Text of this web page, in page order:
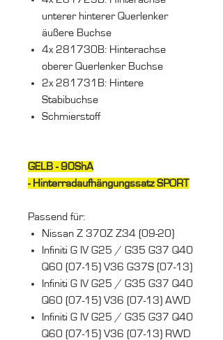
unterer hinterer Querlenker
äußere Buchse
4x 281730B: Hinterachse
oberer Querlenker Buchse
2x 281731B: Hintere
Stabibuchse
Schmierstoff
GELB - 90ShA
- Hinterradaufhängungssatz SPORT
Passend für:
Nissan Z 370Z Z34 (09-20)
Infiniti G IV G25 / G35 G37 Q40
Q60 (07-15) V36 G37S (07-13)
Infiniti G IV G25 / G35 G37 Q40
Q60 (07-15) V36 (07-13) AWD
Infiniti G IV G25 / G35 G37 Q40
Q60 (07-15) V36 (07-13) RWD